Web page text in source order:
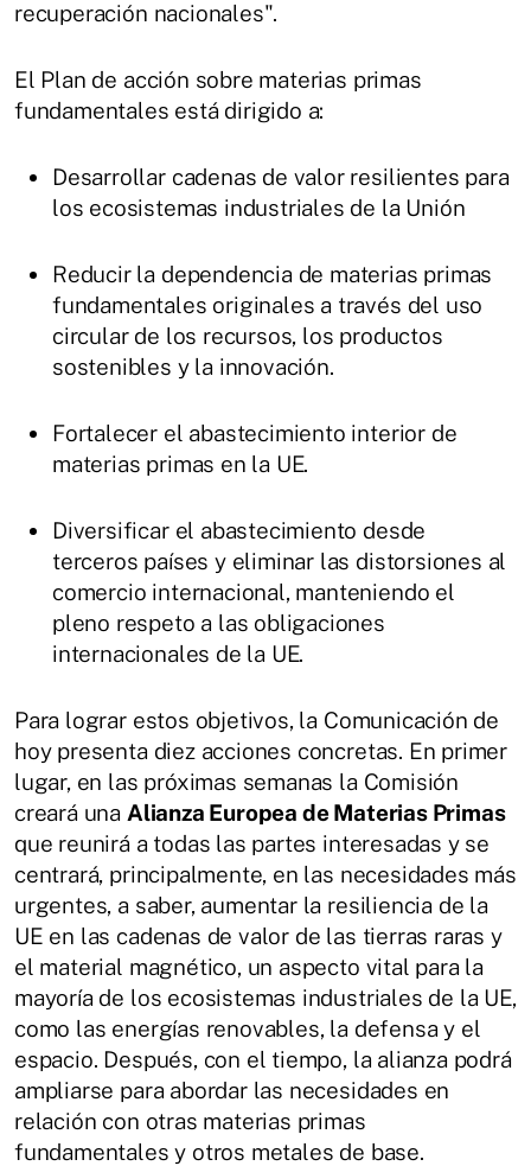
recuperación nacionales".
El Plan de acción sobre materias primas
fundamentales está dirigido a:
Desarrollar cadenas de valor resilientes para
los ecosistemas industriales de la Unión
Reducir la dependencia de materias primas
fundamentales originales a través del uso
circular de los recursos, los productos
sostenibles y la innovación.
Fortalecer el abastecimiento interior de
materias primas en la UE.
Diversificar el abastecimiento desde
terceros países y eliminar las distorsiones al
comercio internacional, manteniendo el
pleno respeto a las obligaciones
internacionales de la UE.
Para lograr estos objetivos, la Comunicación de
hoy presenta diez acciones concretas. En primer
lugar, en las próximas semanas la Comisión
creará una Alianza Europea de Materias Primas
que reunirá a todas las partes interesadas y se
centrará, principalmente, en las necesidades más
urgentes, a saber, aumentar la resiliencia de la
UE en las cadenas de valor de las tierras raras y
el material magnético, un aspecto vital para la
mayoría de los ecosistemas industriales de la UE,
como las energías renovables, la defensa y el
espacio. Después, con el tiempo, la alianza podrá
ampliarse para abordar las necesidades en
relación con otras materias primas
fundamentales y otros metales de base.